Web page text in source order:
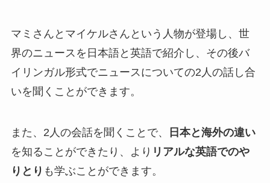
マミさんとマイケルさんという人物が登場し、世
界のニュースを日本語と英語で紹介し、その後バ
イリンガル形式でニュースについての2人の話し合
いを聞くことができます。
また、2人の会話を聞くことで、
日本と海外の違い
を知ることができたり、より リアルな英語でのや
りとり も学ぶことができます。